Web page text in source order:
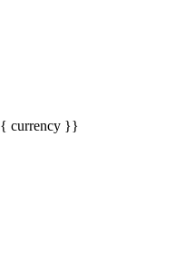
currency }}